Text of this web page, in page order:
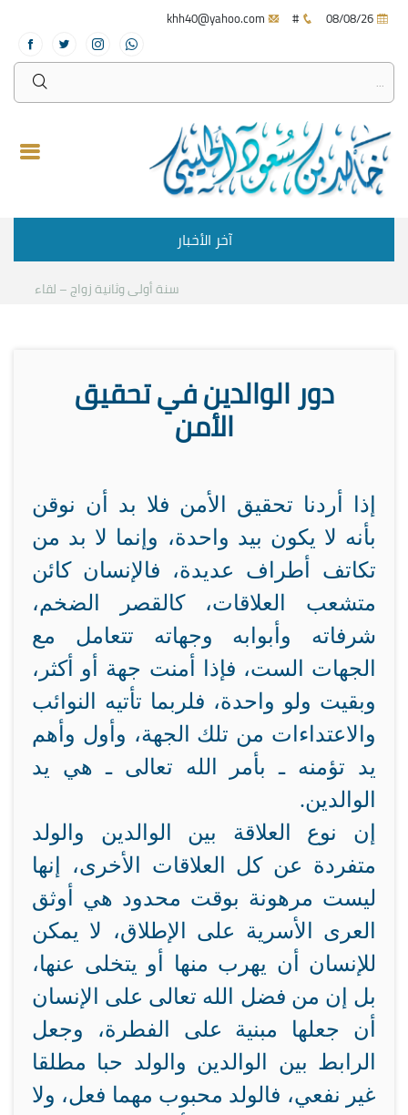
#
آخر الأخبار
سنة أولى وثانية زواج – لقاء مع
دور الوالدين في تحقيق
الأمن
إذا أردنا تحقيق الأمن فلا بد أن نوقن
بأنه لا يكون بيد واحدة، وإنما لا بد من
تكاتف أطراف عديدة، فالإنسان كائن
متشعب العلاقات، كالقصر الضخم،
شرفاته وأبوابه وجهاته تتعامل مع
الجهات الست، فإذا أمنت جهة أو أكثر،
وبقيت ولو واحدة، فلربما تأتيه النوائب
والاعتداءات من تلك الجهة، وأول وأهم
يد تؤمنه ـ بأمر الله تعالى ـ هي يد
الوالدين.
إن نوع العلاقة بين الوالدين والولد
متفردة عن كل العلاقات الأخرى، إنها
ليست مرهونة بوقت محدود هي أوثق
العرى الأسرية على الإطلاق، لا يمكن
للإنسان أن يهرب منها أو يتخلى عنها،
بل إن من فضل الله تعالى على الإنسان
أن جعلها مبنية على الفطرة، وجعل
الرابط بين الوالدين والولد حبا مطلقا
غير نفعي، فالولد محبوب مهما فعل، ولا